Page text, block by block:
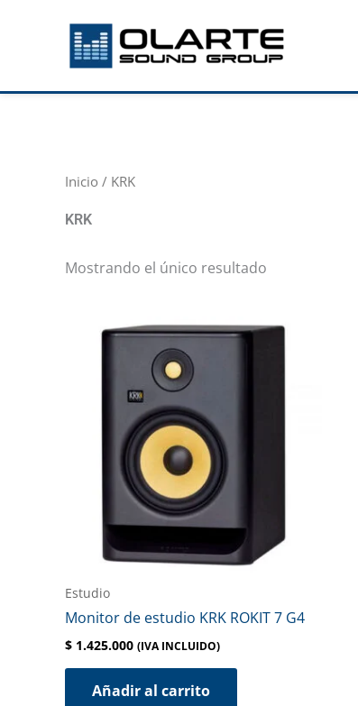
Inicio / KRK
KRK
Mostrando el único resultado
Estudio
Monitor de estudio KRK ROKIT 7 G4
$ 1.425.000 (IVA INCLUIDO)
Añadir al carrito